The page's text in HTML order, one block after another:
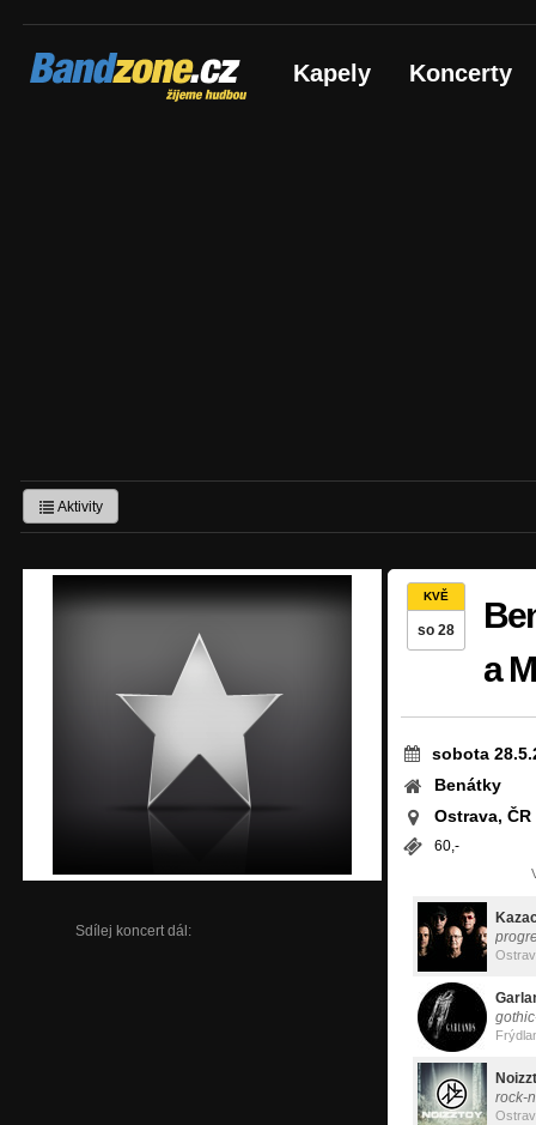
Bandzone.cz
žijeme hudbou Kapely Koncerty
Aktivity
Sdílej koncert dál:
KVĚ
so 28
a
sobota
Benátky
Ostrava, ČR
60,-
rock-